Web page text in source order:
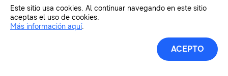
Este sitio usa cookies. Al continuar navegando en este sitio
aceptas el uso de cookies.
Más información aquí.
ACEPTO